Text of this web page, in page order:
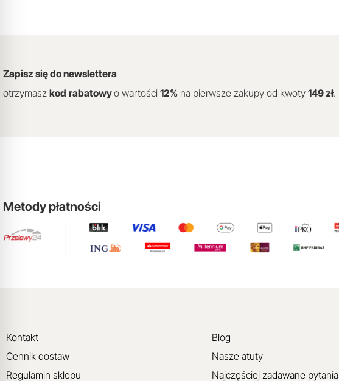
Zapisz się do newslettera
otrzymasz kod rabatowyo wartości 12% na pierwsze zakupy od kwoty 149 zł.
Metody płatności
Kontakt
Cennik dostaw
Regulamin sklepu
Blog
Nasze atuty
Najczęściej zadawane pytania